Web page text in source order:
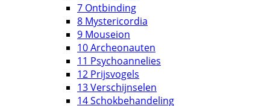
7 Ontbinding
8 Mystericordia
9 Mouseion
10 Archeonauten
11 Psychoannelies
12 Prijsvogels
13 Verschijnselen
14 Schokbehandeling